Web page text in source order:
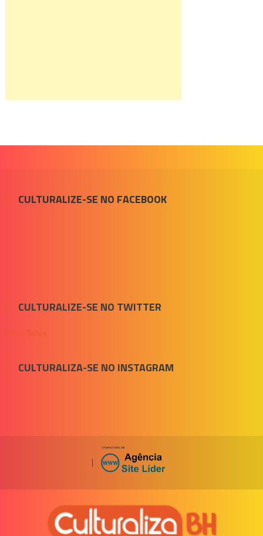
CULTURALIZE-SE NO FACEBOOK
CULTURALIZE-SE NO TWITTER
Meus Tuítes
CULTURALIZA-SE NO INSTAGRAM
|